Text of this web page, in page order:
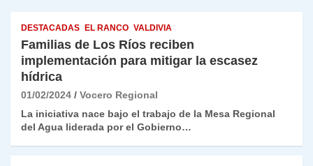
DESTACADAS EL RANCO VALDIVIA
Familias de Los Ríos reciben
implementación para mitigar la escasez
hídrica
01/02/2024
Vocero Regional
La iniciativa nace bajo el trabajo de la Mesa Regional
del Agua liderada por el Gobierno…